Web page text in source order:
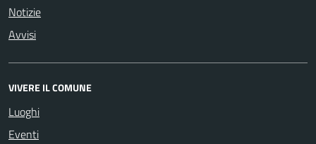
Notizie
Avvisi
VIVERE IL COMUNE
Luoghi
Eventi